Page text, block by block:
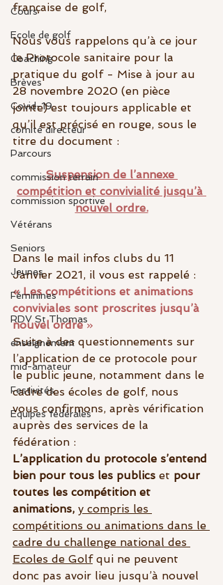
Cours
Ecole de golf
Coaching
Brèves
Covid-19
comité directeur
Parcours
commission terrain
commission sportive
Vétérans
Seniors
Jeunes
Féminines
RDV St Thomas
enseignement
mid-amateur
Festivités
Equipes fédérales
française de golf,
Nous vous rappelons qu’à ce jour
le Protocole sanitaire pour la
pratique du golf - Mise à jour au
28 novembre 2020 (en pièce
jointe) est toujours applicable et
qu’il est précisé en rouge, sous le
titre du document :
Suspension de l’annexe
compétition et convivialité jusqu’à
nouvel ordre.
Dans le mail infos clubs du 11
Janvier 2021, il vous est rappelé :
« Les compétitions et animations
conviviales sont proscrites jusqu’à
nouvel ordre »
Suite à des questionnements sur
l’application de ce protocole pour
le public jeune, notamment dans le
cadre des écoles de golf, nous
vous confirmons, après vérification
auprès des services de la
fédération :
L’application du protocole s’entend
bien pour tous les publics et pour
toutes les compétition et
animations, y compris les
compétitions ou animations dans le
cadre du challenge national des
Ecoles de Golf qui ne peuvent
donc pas avoir lieu jusqu’à nouvel